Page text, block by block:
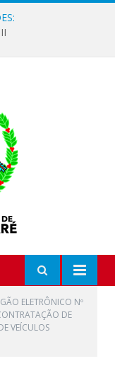
ELETRÔNICO Nº
DE
VEÍCULOS